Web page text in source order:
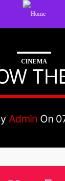
CINEMA
Admin On